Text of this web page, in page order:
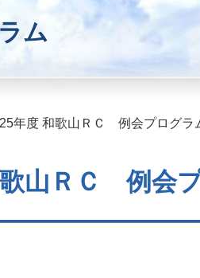
ム
年度 和歌山ＲＣ 例会プログラ
歌山ＲＣ 例会